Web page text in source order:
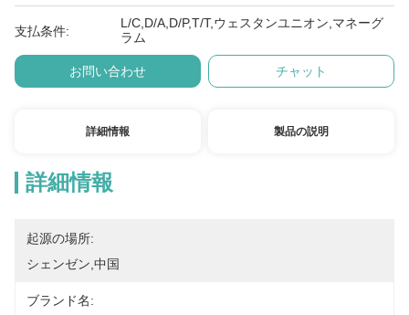
支払条件:
L/C,D/A,D/P,T/T,ウェスタンユニオン,マネーグ
ラム
お問い合わせ チャット
詳細情報 製品の説明
詳細情報
起源の場所:
シェンゼン,中国
ブランド名: